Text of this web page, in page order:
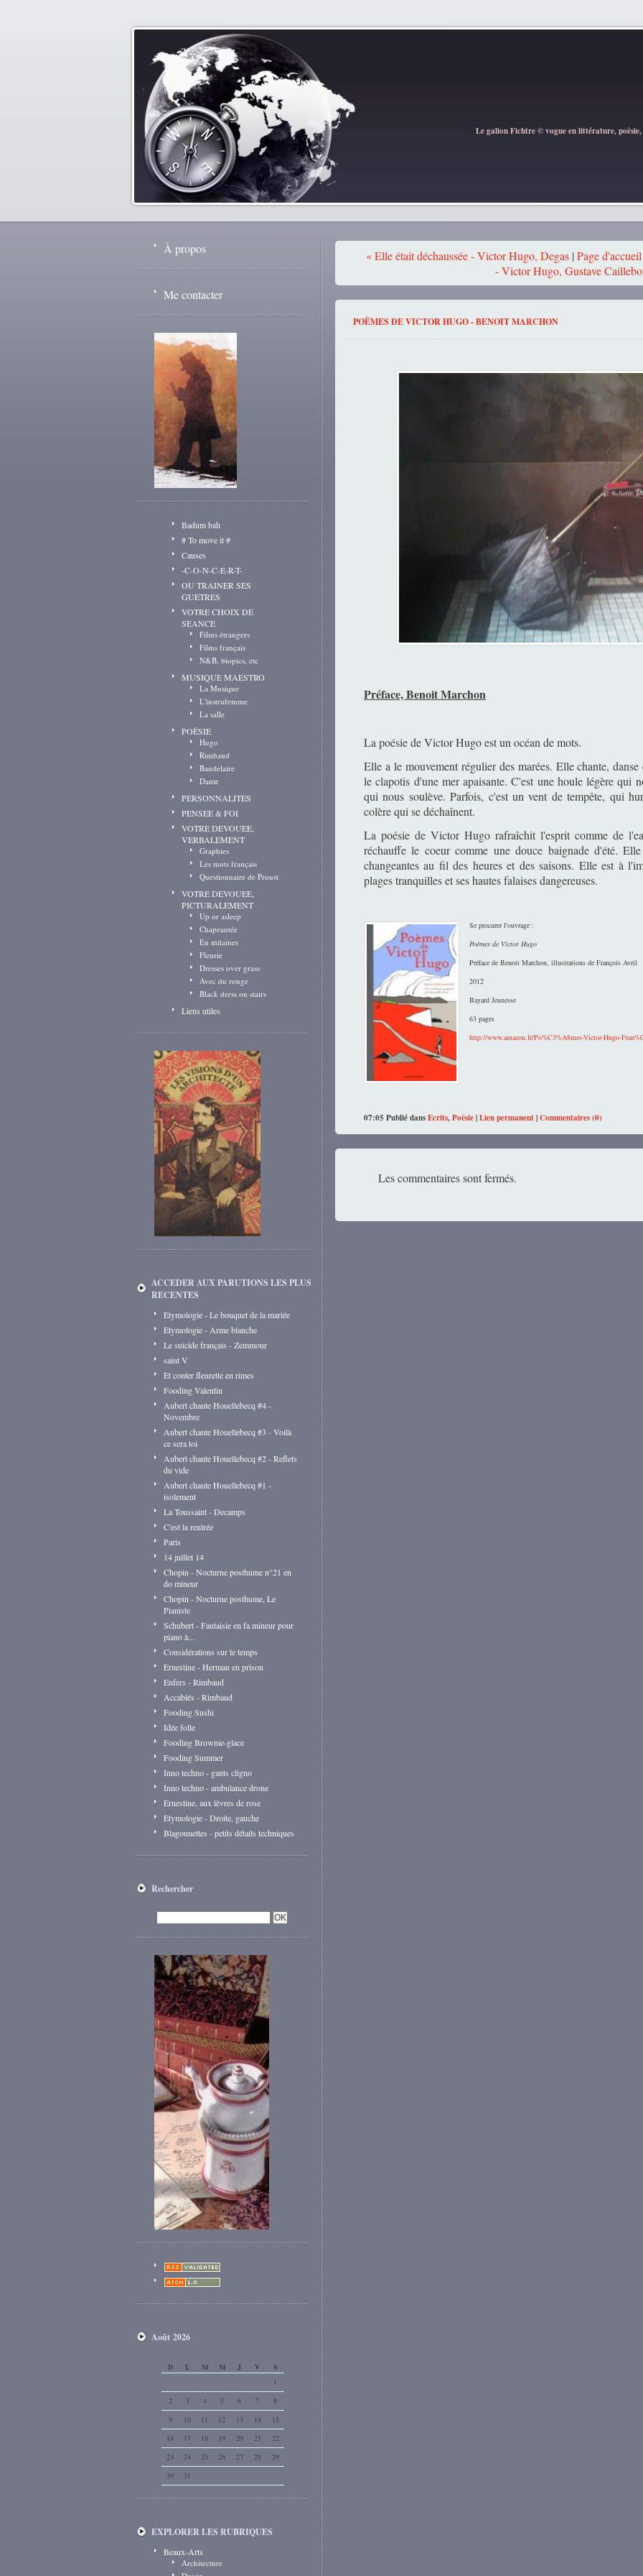
Le galion Fichtre © vogue en littérature,
À propos
Me contacter
Badum bah
# To move it #
Causes
-C-O-N-C-E-R-T-
OU TRAINER SES
GUETRES
VOTRE CHOIX DE
SEANCE
Films étrangers
Films français
N&B, biopics, etc
MUSIQUE MAESTRO
La Musique
L'instrufemme
La salle
POËSIE
Hugo
Rimbaud
Baudelaire
Dante
PERSONNALITES
PENSEE & FOI
VOTRE DEVOUEE,
VERBALEMENT
Graphies
Les mots français
Questionnaire de Proust
VOTRE DEVOUEE,
PICTURALEMENT
Up or asleep
Chapeautée
En mitaines
Fleurie
Dresses over grass
Avec du rouge
Black dress on stairs
Liens utiles
ACCEDER AUX PARUTIONS LES PLUS
RECENTES
Etymologie - Le bouquet de la mariée
Etymologie - Arme blanche
Le suicide français - Zemmour
saint V
Et conter fleurette en rimes
Fooding Valentin
Aubert chante Houellebecq #4 -
Novembre
Aubert chante Houellebecq #3 - Voilà
ce sera toi
Aubert chante Houellebecq #2 - Reflets
du vide
Aubert chante Houellebecq #1 -
isolement
La Toussaint - Decamps
C'est la rentrée
Paris
14 juillet 14
Chopin - Nocturne posthume n°21 en
do mineur
Chopin - Nocturne posthume, Le
Pianiste
Schubert - Fantaisie en fa mineur pour
piano à...
Considérations sur le temps
Ernestine - Herman en prison
Enfers - Rimbaud
Accablés - Rimbaud
Fooding Sushi
Idée folle
Fooding Brownie-glace
Fooding Summer
Inno techno - gants cligno
Inno techno - ambulance drone
Ernestine, aux lèvres de rose
Etymologie - Droite, gauche
Blagounettes - petits détails techniques
Rechercher
Août 2026
D L M M J V
S
1
2
3 4 5 6 7
8
9
10 11 12 13 14
15
16
17 18 19 20 21
22
23
24 25 26 27 28
29
30
31
EXPLORER LES RUBRIQUES
Beaux-Arts
Architecture
« Elle était déchaussée - Victor Hugo, Degas| Page d'accueil
- Victor Hugo, Gustave
POËMES DE VICTOR HUGO - BENOIT MARCHON
Préface, Benoit Marchon
La poésie de Victor Hugo est un océan de mots.
Elle a le mouvement régulier des marées. Elle chante,
le clapotis d'une mer apaisante. C'est une houle légère qui
qui nous soulève. Parfois, c'est un vent de tempête, qui
colère qui se déchaînent.
La poésie de Victor Hugo rafraîchit l'esprit comme de
réchauffe le coeur comme une douce baignade d'été.
changeantes au fil des heures et des saisons. Elle est à
plages tranquilles et ses hautes falaises dangereuses.
Se procurer l'ouvrage :
Poèmes de Victor Hugo
Préface de Benoit Marchon, illustrations de François Avril
2012
Bayard Jeunesse
63 pages
http://www.amazon.fr/Po%C3%A8mes-Victor-Hugo-
07:05 Publié dansEcrits,Poësie|Lien permanent|Commentaires (0)
Les commentaires sont fermés.